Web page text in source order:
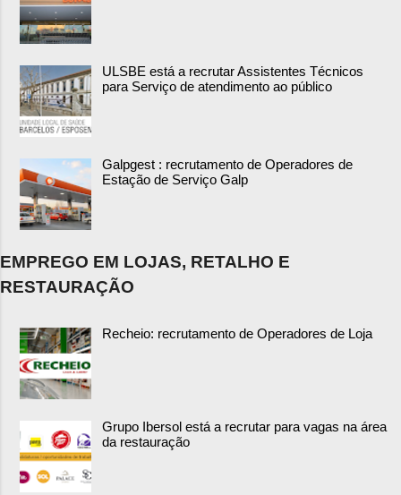
ULSBE está a recrutar Assistentes Técnicos
para Serviço de atendimento ao público
Galpgest : recrutamento de Operadores de
Estação de Serviço Galp
EMPREGO EM LOJAS, RETALHO E
RESTAURAÇÃO
Recheio: recrutamento de Operadores de Loja
Grupo Ibersol está a recrutar para vagas na área
da restauração